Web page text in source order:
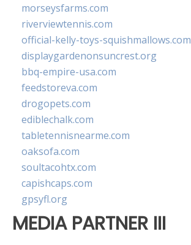
morseysfarms.com
riverviewtennis.com
official-kelly-toys-squishmallows.com
displaygardenonsuncrest.org
bbq-empire-usa.com
feedstoreva.com
drogopets.com
ediblechalk.com
tabletennisnearme.com
oaksofa.com
soultacohtx.com
capishcaps.com
gpsyfl.org
MEDIA PARTNER III